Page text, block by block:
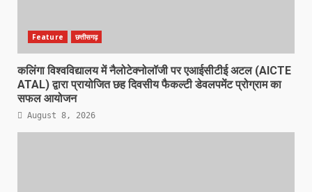
Feature छत्तीसगढ़
कलिंगा विश्वविद्यालय में नैलोटेक्नोलॉजी पर एआईसीटीई अटल (AICTE
ATAL) द्वारा प्रायोजित छह दिवसीय फैकल्टी डेवलपमेंट प्रोग्राम का
सफल आयोजन
August 8, 2026